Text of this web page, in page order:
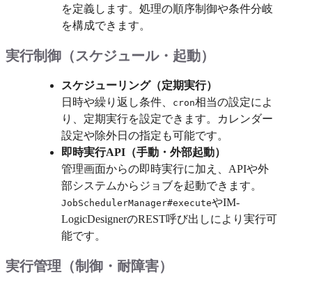
を定義します。処理の順序制御や条件分岐
を構成できます。
実行制御（スケジュール・起動）
スケジューリング（定期実行）
日時や繰り返し条件、
cron相当の設定によ
り、定期実行を設定できます。カレンダー
設定や除外日の指定も可能です。
即時実行API（手動・外部起動）
管理画面からの即時実行に加え、APIや外
部システムからジョブを起動できます。
JobSchedulerManager#executeやIM-
LogicDesignerのREST呼び出しにより実行可
能です。
実行管理（制御・耐障害）